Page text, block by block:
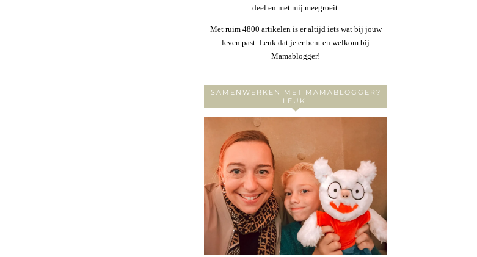
deel en met mij meegroeit.
Met ruim 4800 artikelen is er altijd iets wat bij jouw
leven past. Leuk dat je er bent en welkom bij
Mamablogger!
SAMENWERKEN MET MAMABLOGGER?
LEUK!